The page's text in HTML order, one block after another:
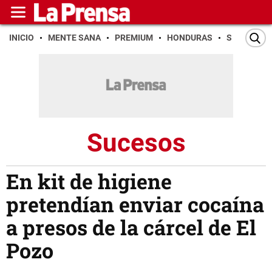
INICIO MENTE SANA PREMIUM HONDURAS SAN PEDRO
Sucesos
En kit de higiene
pretendían enviar cocaína
a presos de la cárcel de El
Pozo